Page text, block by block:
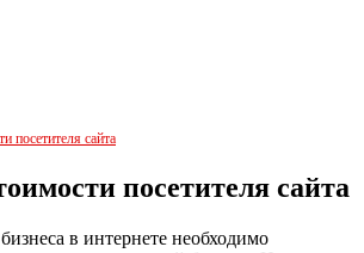
посетителя сайта
посетителя сайта
в интернете необходимо